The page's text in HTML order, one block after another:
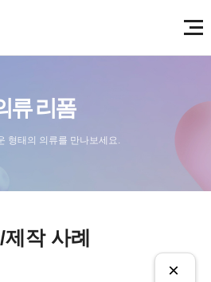
류 리폼
형태의 의류를 만나보세요.
작 사례
×